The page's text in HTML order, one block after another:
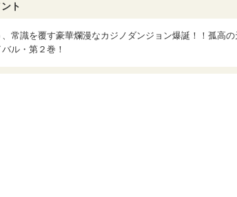
ト
常識を覆す豪華爛漫なカジノダンジョン爆誕！！孤高
ル・第２巻！